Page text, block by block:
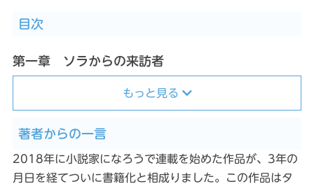
目次
第一章 ソラからの来訪者
もっと見る
著者からの一言
2018年に小説家になろうで連載を始めた作品が、3年の
月日を経てついに書籍化と相成りました。この作品はタ